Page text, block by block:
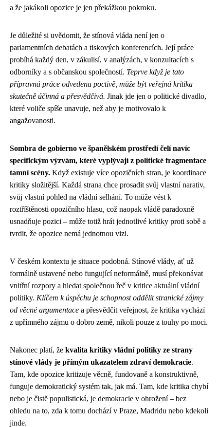
a že jakákoli opozice je jen překážkou pokroku.
Je důležité si uvědomit, že stínová vláda není jen o
parlamentních debatách a tiskových konferencích. Její práce
probíhá každý den, v zákulisí, v analýzách, v konzultacích s
odborníky a s občanskou společností. Teprve když je tato
přípravná práce odvedena poctivě, může být veřejná kritika
skutečně účinná a přesvědčivá. Jinak jde jen o politické divadlo,
které voliče spíše unavuje, než aby je motivovalo k
angažovanosti.
Sombra de gobierno ve španělském prostředí čelí navíc
specifickým výzvám, které vyplývají z politické fragmentace
tamní scény. Když existuje více opozičních stran, je koordinace
kritiky složitější. Každá strana chce prosadit svůj vlastní narativ,
svůj vlastní pohled na vládní selhání. To může vést k
roztříštěnosti opozičního hlasu, což naopak vládě paradoxně
usnadňuje pozici – může totiž hrát jednotlivé kritiky proti sobě a
tvrdit, že opozice nemá jednotnou vizi.
V českém kontextu je situace podobná. Stínové vlády, ať už
formálně ustavené nebo fungující neformálně, musí překonávat
vnitřní rozpory a hledat společnou řeč v kritice aktuální vládní
politiky. Klíčem k úspěchu je schopnost oddělit stranické zájmy
od věcné argumentace a přesvědčit veřejnost, že kritika vychází
z upřímného zájmu o dobro země, nikoli pouze z touhy po moci.
Nakonec platí, že kvalita kritiky vládní politiky ze strany
stínové vlády je přímým ukazatelem zdraví demokracie.
Tam, kde opozice kritizuje věcně, fundovaně a konstruktivně,
funguje demokratický systém tak, jak má. Tam, kde kritika chybí
nebo je čistě populistická, je demokracie v ohrožení – bez
ohledu na to, zda k tomu dochází v Praze, Madridu nebo kdekoli
jinde.